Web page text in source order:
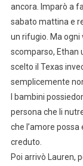
ancora. Imparò a
sabato mattina e
un rifugio. Ma ogni
scomparso, Ethan
scelto il Texas
semplicemente
I bambini
persona che li
che l’amore
creduto.
Poi arrivò Lauren,